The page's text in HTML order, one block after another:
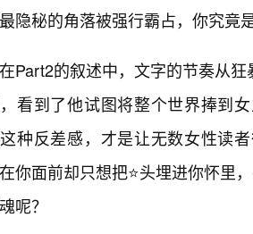
隐秘的角落被强行霸占，你究竟
在Part2的叙述中，文字的节奏从
看到了他试图将整个世界捧到
种反差感，才是让无数女性读
你面前却只想把⭐头埋进你怀里
呢？